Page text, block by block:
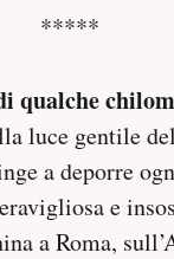
*****
qualche
luce gentile
a deporre
e
a Roma,